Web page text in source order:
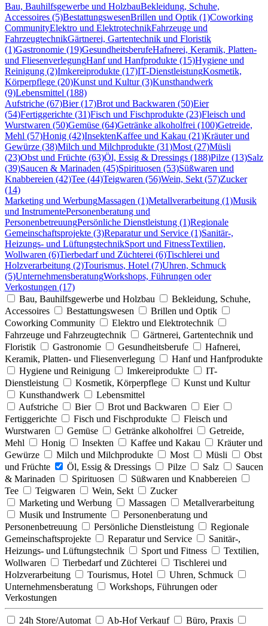
Bau, Bauhilfsgewerbe und HolzbauBekleidung, Schuhe,
Accessoires (5)BestattungswesenBrillen und Optik (1)Coworking
CommunityElektro und ElektrotechnikFahrzeuge und
FahrzeugtechnikGärtnerei, Gartentechnik und Floristik
(1)Gastronomie (19)GesundheitsberufeHafnerei, Keramik, Platten-
und FliesenverlegungHanf und Hanfprodukte (15)Hygiene und
Reinigung (2)Imkereiprodukte (17)IT-DienstleistungKosmetik,
Körperpflege (20)Kunst und Kultur (3)Kunsthandwerk
(9)Lebensmittel (188)
Aufstriche (67)Bier (17)Brot und Backwaren (50)Eier
(54)Fertiggerichte (31)Fisch und Fischprodukte (23)Fleisch und
Wurstwaren (50)Gemüse (64)Getränke alkoholfrei (100)Getreide,
Mehl (57)Honig (42)InsektenKaffee und Kakau (21)Kräuter und
Gewürze (38)Milch und Milchprodukte (31)Most (27)Müsli
(23)Obst und Früchte (63)Öl, Essig & Dressings (188)Pilze (13)Salz
(39)Saucen & Marinaden (45)Spirituosen (53)Süßwaren und
Knabbereien (42)Tee (44)Teigwaren (56)Wein, Sekt (57)Zucker
(14)
Marketing und WerbungMassagen (1)Metallverarbeitung (1)Musik
und InstrumentePersonenberatung und
PersonenbetreuungPersönliche Dienstleistung (1)Regionale
Gemeinschaftsprojekte (3)Reparatur und Service (1)Sanitär-,
Heizungs- und LüftungstechnikSport und FitnessTextilien,
Wollwaren (6)Tierbedarf und Züchterei (6)Tischlerei und
Holzverarbeitung (2)Tourismus, Hotel (7)Uhren, Schmuck
(5)UnternehmensberatungWorkshops, Führungen oder
Verkostungen (17)
Bau, Bauhilfsgewerbe und Holzbau
Bekleidung, Schuhe,
Accessoires
Bestattungswesen
Brillen und Optik
Coworking Community
Elektro und Elektrotechnik
Fahrzeuge und Fahrzeugtechnik
Gärtnerei, Gartentechnik und
Floristik
Gastronomie Gesundheitsberufe
Hafnerei,
Keramik, Platten- und Fliesenverlegung
Hanf und Hanfprodukte
Hygiene und Reinigung
Imkereiprodukte
IT-
Dienstleistung
Kosmetik, Körperpflege
Kunst und Kultur
Kunsthandwerk
Lebensmittel
Aufstriche
Bier Brot und Backwaren
Eier
Fertiggerichte
Fisch und Fischprodukte
Fleisch und
Wurstwaren
Gemüse Getränke alkoholfrei
Getreide,
Mehl
Honig Insekten Kaffee und Kakau
Kräuter und
Gewürze
Milch und Milchprodukte Most Müsli
Obst
und Früchte
Öl, Essig & Dressings Pilze Salz
Saucen
& Marinaden
Spirituosen
Süßwaren und Knabbereien
Tee
Teigwaren Wein, Sekt
Zucker
Marketing und Werbung
Massagen
Metallverarbeitung
Musik und Instrumente
Personenberatung und
Personenbetreuung
Persönliche Dienstleistung
Regionale
Gemeinschaftsprojekte
Reparatur und Service
Sanitär-,
Heizungs- und Lüftungstechnik
Sport und Fitness
Textilien,
Wollwaren
Tierbedarf und Züchterei
Tischlerei und
Holzverarbeitung
Tourismus, Hotel
Uhren, Schmuck
Unternehmensberatung
Workshops, Führungen oder
Verkostungen
24h Store/Automat Ab-Hof Verkauf
Büro, Praxis